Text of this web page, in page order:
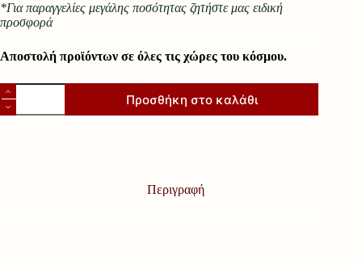
*Για παραγγελίες μεγάλης ποσότητας ζητήστε μας ειδική
προσφορά
Αποστολή προϊόντων σε όλες τις χώρες του κόσμου.
Καρέκλα
Catering
"ΠΚ9"
Προσθήκη στο καλάθι
Περιγραφή